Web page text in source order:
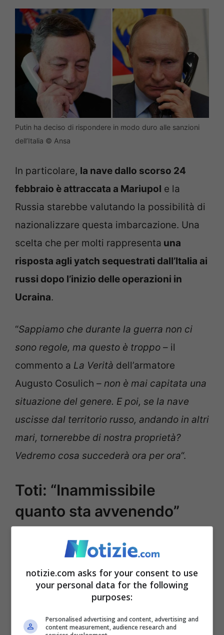
Putin ha deciso di rispondere in modo duro alle sanzioni
dell’Italia © Ansa
In particolare, la nave dallo scorso 24
febbraio è attraccata a Mariupol e la
Russia starebbe valutando la possibilità di
nazionalizzare questa imbarcazione. Una
scelta che per molti rappresenta una
risposta agli yatch sequestrati dall’Italia ai
russi dopo l’inizio delle operazioni in
Ucraina.
“Sappiamo che durante la guerra non ci
sono regole, ma questo è troppo – il
commento a La Verità dell’armatore
Augusto Cosulich – non è mai capitata una
situazione del genere. E poi, se la nave
uscisse dal territorio russo, andando in altri
mari, tornerebbe di nostra proprietà?
Vedremo cosa succederà ora per ora“.
Toti: “Inammissibile
quanto sta avvenendo”
notizie.com asks for your consent to use
your personal data for the following
purposes:
Personalised advertising and content, advertising and
content measurement, audience research and